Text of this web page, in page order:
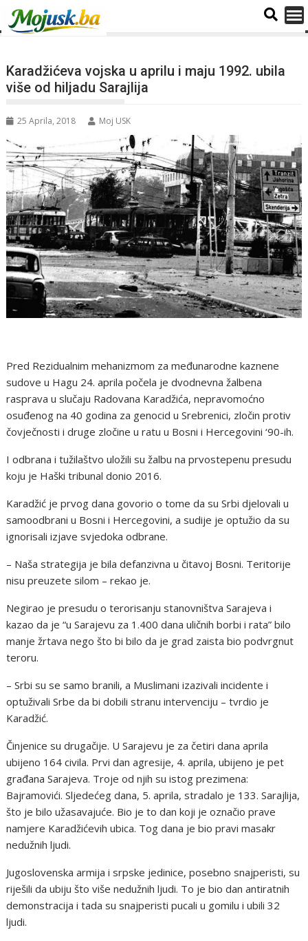
Karadžićeva vojska u aprilu i maju 1992. ubila
više od hiljadu Sarajlija
25 Aprila, 2018 Moj USK
Pred Rezidualnim mehanizmom za međunarodne kaznene
sudove u Hagu 24. aprila počela je dvodnevna žalbena
rasprava u slučaju Radovana Karadžića, nepravomoćno
osuđenog na 40 godina za genocid u Srebrenici, zločin protiv
čovječnosti i druge zločine u ratu u Bosni i Hercegovini ‘90-ih.
I odbrana i tužilaštvo uložili su žalbu na prvostepenu presudu
koju je Haški tribunal donio 2016.
Karadžić je prvog dana govorio o tome da su Srbi djelovali u
samoodbrani u Bosni i Hercegovini, a sudije je optužio da su
ignorisali izjave svjedoka odbrane.
– Naša strategija je bila defanzivna u čitavoj Bosni. Teritorije
nisu preuzete silom – rekao je.
Negirao je presudu o terorisanju stanovništva Sarajeva i
kazao da je “u Sarajevu za 1.400 dana uličnih borbi i rata” bilo
manje žrtava nego što bi bilo da je grad zaista bio podvrgnut
teroru.
– Srbi su se samo branili, a Muslimani izazivali incidente i
optuživali Srbe da bi dobili stranu intervenciju – tvrdio je
Karadžić.
Činjenice su drugačije. U Sarajevu je za četiri dana aprila
ubijeno 164 civila. Prvi dan agresije, 4. aprila, ubijeno je pet
građana Sarajeva. Troje od njih su istog prezimena:
Bajramovići. Sljedećeg dana, 5. aprila, stradalo je 133. Sarajlija,
što je bilo užasavajuće. Bio je to dan koji je označio prave
namjere Karadžićevih ubica. Tog dana je bio pravi masakr
nedužnih ljudi.
Jugoslovenska armija i srpske jedinice, posebno snajperisti, su
riješili da ubiju što više nedužnih ljudi. To je bio dan antiratnih
demonstracija i tada su snajperisti pucali u gomilu i ubili 32
ljudi.